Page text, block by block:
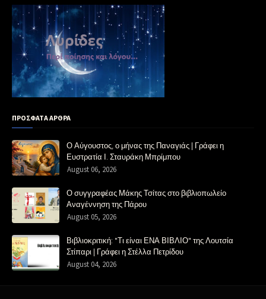
ΠΡΟΣΦΑΤΑ ΑΡΘΡΑ
Ο Αύγουστος, ο μήνας της Παναγιάς | Γράφει η
Ευστρατία Ι. Σταυράκη Μπρίμπου
August 06, 2026
Ο συγγραφέας Μάκης Τσίτας στο βιβλιοπωλείο
Αναγέννηση της Πάρου
August 05, 2026
Βιβλιοκριτική: "Τι είναι ΕΝΑ ΒΙΒΛΙΟ" της Λουτσία
Στίπαρι | Γράφει η Στέλλα Πετρίδου
August 04, 2026